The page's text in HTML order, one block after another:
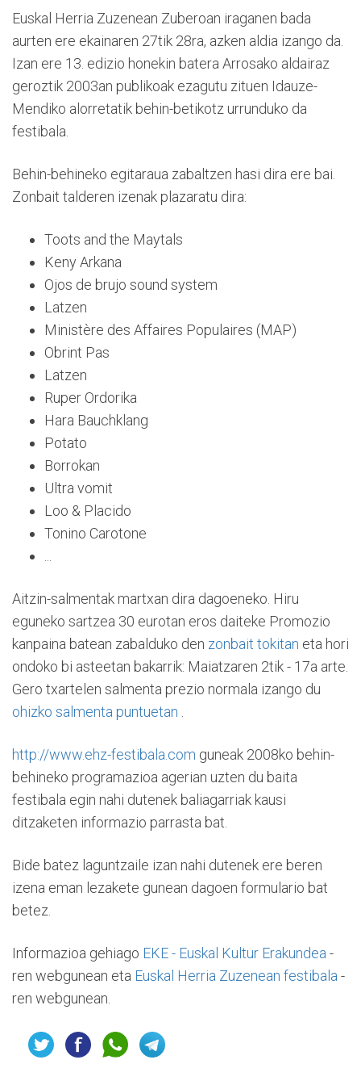
Euskal Herria Zuzenean Zuberoan iraganen bada
aurten ere ekainaren 27tik 28ra, azken aldia izango da.
Izan ere 13. edizio honekin batera Arrosako aldairaz
geroztik 2003an publikoak ezagutu zituen Idauze-
Mendiko alorretatik behin-betikotz urrunduko da
festibala.
Behin-behineko egitaraua zabaltzen hasi dira ere bai.
Zonbait talderen izenak plazaratu dira:
Toots and the Maytals
Keny Arkana
Ojos de brujo sound system
Latzen
Ministère des Affaires Populaires (MAP)
Obrint Pas
Latzen
Ruper Ordorika
Hara Bauchklang
Potato
Borrokan
Ultra vomit
Loo & Placido
Tonino Carotone
Aitzin-salmentak martxan dira dagoeneko. Hiru
eguneko sartzea 30 eurotan eros daiteke Promozio
kanpaina batean zabalduko den zonbait tokitan eta hori
ondoko bi asteetan bakarrik: Maiatzaren 2tik - 17a arte.
Gero txartelen salmenta prezio normala izango du
ohizko salmenta puntuetan
http://www.ehz-festibala.com guneak 2008ko behin-
behineko programazioa agerian uzten du baita
festibala egin nahi dutenek baliagarriak kausi
ditzaketen informazio parrasta bat.
Bide batez laguntzaile izan nahi dutenek ere beren
izena eman lezakete gunean dagoen formulario bat
betez.
Informazioa gehiago EKE - Euskal Kultur Erakundea -
ren webgunean eta Euskal Herria Zuzenean festibala -
ren webgunean.